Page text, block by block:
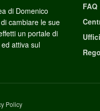
di Domenico
cambiare le sue
un portale di
attiva sul
FAQ
Policy